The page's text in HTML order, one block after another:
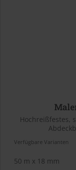
Hochreißfestes,
Verfügbare Varianten
50 m x 18 mm